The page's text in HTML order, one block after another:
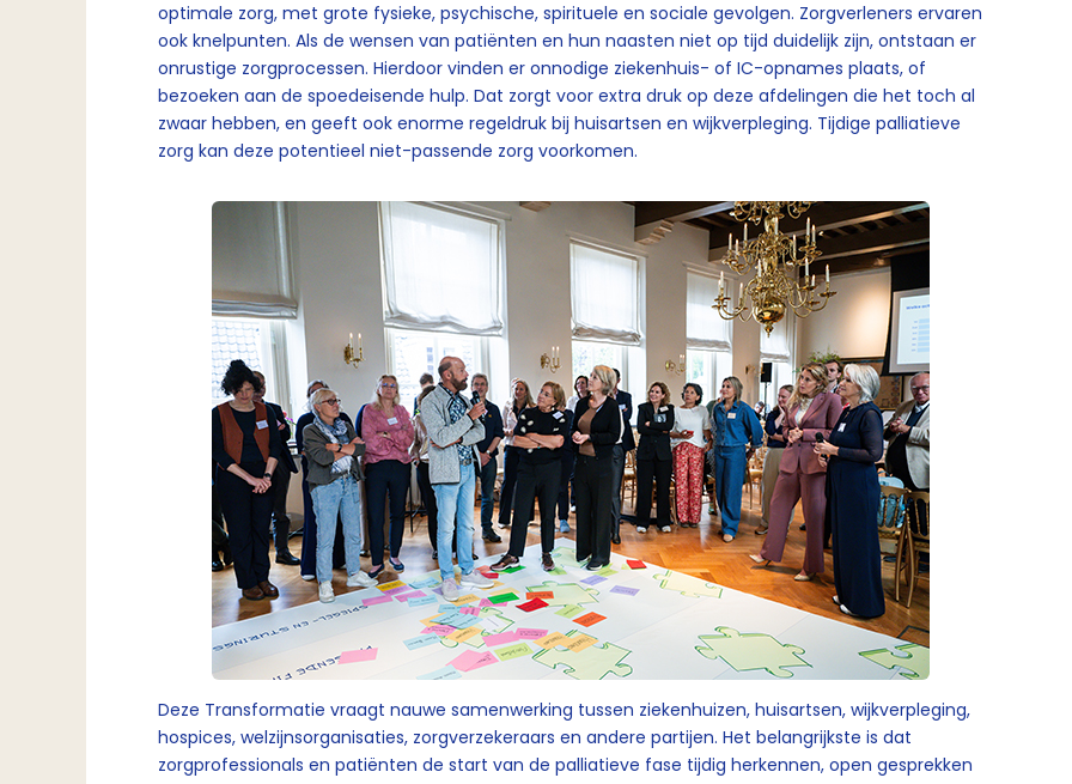
optimale zorg, met grote fysieke, psychische, spirituele en sociale gevolgen. Zorgverleners ervaren
ook knelpunten. Als de wensen van patiënten en hun naasten niet op tijd duidelijk zijn, ontstaan er
onrustige zorgprocessen. Hierdoor vinden er onnodige ziekenhuis- of IC-opnames plaats, of
bezoeken aan de spoedeisende hulp. Dat zorgt voor extra druk op deze afdelingen die het toch al
zwaar hebben, en geeft ook enorme regeldruk bij huisartsen en wijkverpleging. Tijdige palliatieve
zorg kan deze potentieel niet-passende zorg voorkomen.
Deze Transformatie vraagt nauwe samenwerking tussen ziekenhuizen, huisartsen, wijkverpleging,
hospices, welzijnsorganisaties, zorgverzekeraars en andere partijen. Het belangrijkste is dat
zorgprofessionals en patiënten de start van de palliatieve fase tijdig herkennen, open gesprekken